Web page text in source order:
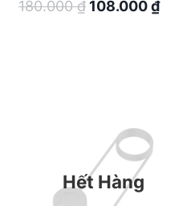
180.000₫ Original
108.000₫
Hết Hàng